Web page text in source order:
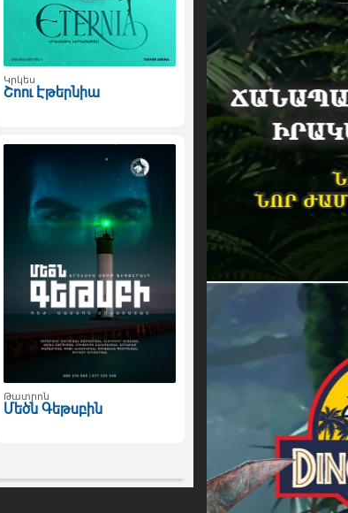
Կրկես
Շոու Էթերնիա
Թատրոն
Մեծն Գեթսբին